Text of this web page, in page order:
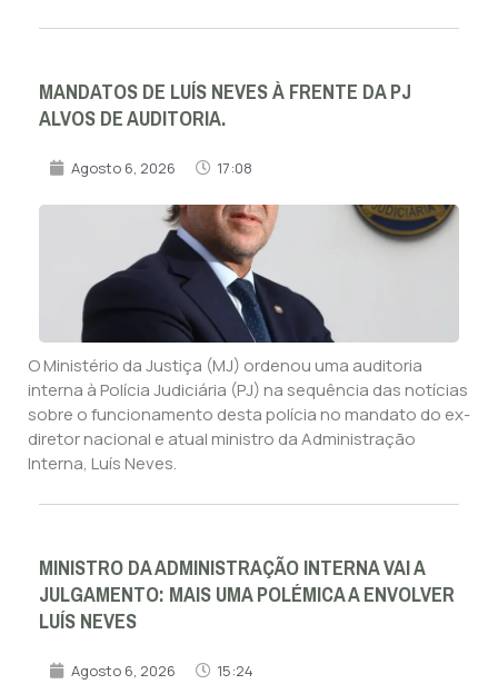
MANDATOS DE LUÍS NEVES À FRENTE DA PJ
ALVOS DE AUDITORIA.
Agosto 6, 2026 17:08
O Ministério da Justiça (MJ) ordenou uma auditoria
interna à Polícia Judiciária (PJ) na sequência das notícias
sobre o funcionamento desta polícia no mandato do ex-
diretor nacional e atual ministro da Administração
Interna, Luís Neves.
MINISTRO DA ADMINISTRAÇÃO INTERNA VAI A
JULGAMENTO: MAIS UMA POLÉMICA A ENVOLVER
LUÍS NEVES
Agosto 6, 2026 15:24